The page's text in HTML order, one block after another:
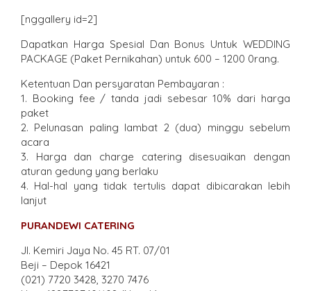
[nggallery id=2]
Dapatkan Harga Spesial Dan Bonus Untuk WEDDING
PACKAGE (Paket Pernikahan) untuk 600 – 1200 0rang.
Ketentuan Dan persyaratan Pembayaran :
1. Booking fee / tanda jadi sebesar 10% dari harga
paket
2. Pelunasan paling lambat 2 (dua) minggu sebelum
acara
3. Harga dan charge catering disesuaikan dengan
aturan gedung yang berlaku
4. Hal-hal yang tidak tertulis dapat dibicarakan lebih
lanjut
PURANDEWI CATERING
Jl. Kemiri Jaya No. 45 RT. 07/01
Beji – Depok 16421
(021) 7720 3428, 3270 7476